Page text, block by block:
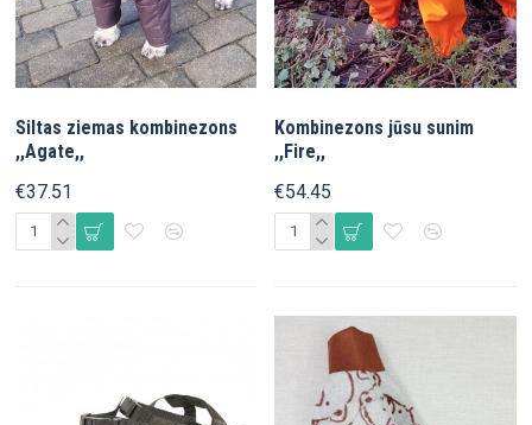
Siltas ziemas kombinezons
,,Agate,,
€37.51
Kombinezons jūsu sunim
,,Fire,,
€54.45